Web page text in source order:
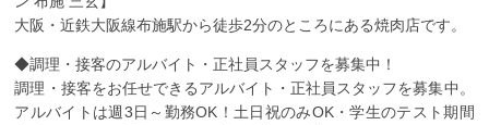
大阪・近鉄大阪線布施駅から徒歩2分のところにある焼肉店です。
◆調理・接客のアルバイト・正社員スタッフを募集中！
調理・接客をお任せできるアルバイト・正社員スタッフを募集中。
アルバイトは週3日～勤務OK！土日祝のみOK・学生のテスト期間